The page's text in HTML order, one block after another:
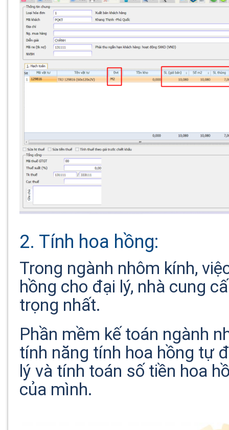
2. Tính hoa hồng:
Trong ngành nhôm kính,
hồng cho đại lý, nhà cung
trọng nhất.
Phần mềm kế toán ngành
tính năng tính hoa hồng tự
lý và tính toán số tiền hoa
của mình.